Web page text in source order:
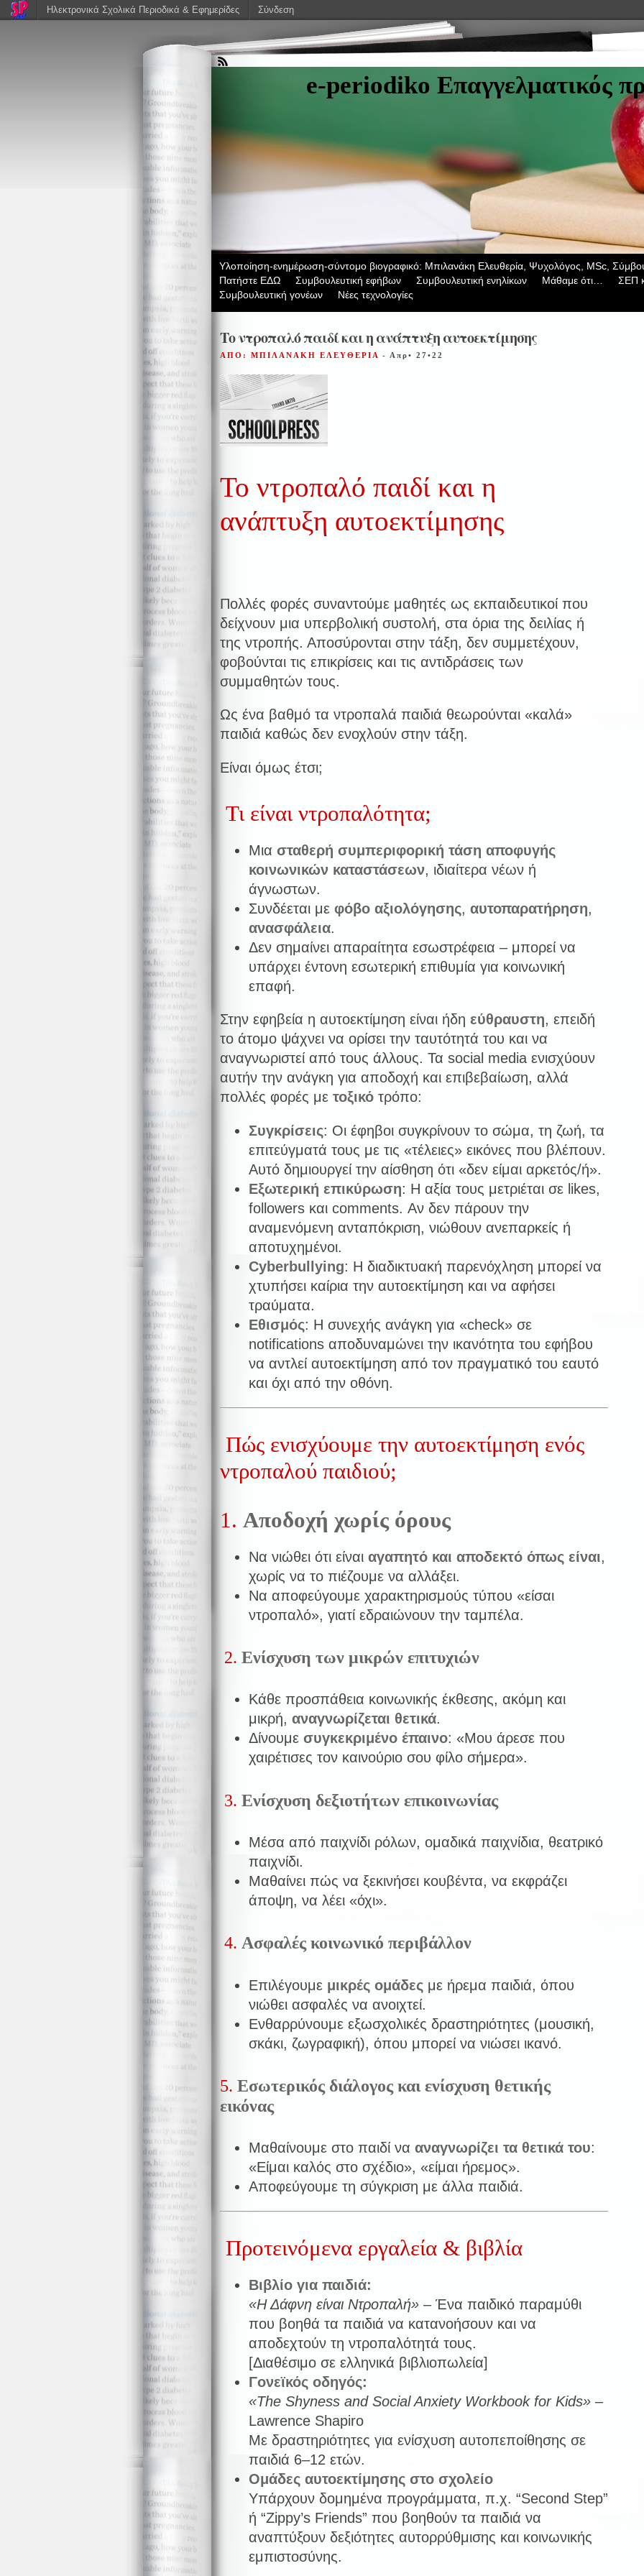
e-periodiko Επαγγελματικός
Υλοποίηση-ενημέρωση-σύντομο βιογραφικό: Μπιλανάκη Ελευθερία, Ψυχολόγος, ΜSc,
Πατήστε ΕΔΩ
Συμβουλευτική εφήβων Συμβουλευτική ενηλίκων Μάθαμε ότι…
ΣΕΠ
Συμβουλευτική γονέων
Νέες τεχνολογίες
Το ντροπαλό παιδί και η ανάπτυξη αυτοεκτίμησης
ΑΠΟ: ΜΠΙΛΑΝΑΚΗ ΕΛΕΥΘΕΡΙΑ - Απρ• 27•22
Το ντροπαλό παιδί και η
ανάπτυξη αυτοεκτίμησης
Πολλές φορές συναντούμε μαθητές ως εκπαιδευτικοί που
δείχνουν μια υπερβολική συστολή, στα όρια της δειλίας ή
της ντροπής. Αποσύρονται στην τάξη, δεν συμμετέχουν,
φοβούνται τις επικρίσεις και τις αντιδράσεις των
συμμαθητών τους.
Ως ένα βαθμό τα ντροπαλά παιδιά θεωρούνται «καλά»
παιδιά καθώς δεν ενοχλούν στην τάξη.
Είναι όμως έτσι;
Τι είναι ντροπαλότητα;
Μια σταθερή συμπεριφορική τάση αποφυγής
κοινωνικών καταστάσεων, ιδιαίτερα νέων ή
άγνωστων.
Συνδέεται με φόβο αξιολόγησης, αυτοπαρατήρηση,
ανασφάλεια.
Δεν σημαίνει απαραίτητα εσωστρέφεια – μπορεί να
υπάρχει έντονη εσωτερική επιθυμία για κοινωνική
επαφή.
Στην εφηβεία η αυτοεκτίμηση είναι ήδη εύθραυστη, επειδή
το άτομο ψάχνει να ορίσει την ταυτότητά του και να
αναγνωριστεί από τους άλλους. Τα social media ενισχύουν
αυτήν την ανάγκη για αποδοχή και επιβεβαίωση, αλλά
πολλές φορές με τοξικότρόπο:
Συγκρίσεις: Οι έφηβοι συγκρίνουν το σώμα, τη ζωή, τα
επιτεύγματά τους με τις «τέλειες» εικόνες που βλέπουν.
Αυτό δημιουργεί την αίσθηση ότι «δεν είμαι αρκετός/ή».
Εξωτερική επικύρωση: Η αξία τους μετριέται σε likes,
followers και comments. Αν δεν πάρουν την
αναμενόμενη ανταπόκριση, νιώθουν ανεπαρκείς ή
αποτυχημένοι.
Cyberbullying: Η διαδικτυακή παρενόχληση μπορεί να
χτυπήσει καίρια την αυτοεκτίμηση και να αφήσει
τραύματα.
Εθισμός: Η συνεχής ανάγκη για «check» σε
notifications αποδυναμώνει την ικανότητα του εφήβου
να αντλεί αυτοεκτίμηση από τον πραγματικό του εαυτό
και όχι από την οθόνη.
Πώς ενισχύουμε την αυτοεκτίμηση ενός
ντροπαλού παιδιού;
1. Αποδοχή χωρίς όρους
Να νιώθει ότι είναι αγαπητό και αποδεκτό όπως είναι,
χωρίς να το πιέζουμε να αλλάξει.
Να αποφεύγουμε χαρακτηρισμούς τύπου «είσαι
ντροπαλό», γιατί εδραιώνουν την ταμπέλα.
2. Ενίσχυση των μικρών επιτυχιών
Κάθε προσπάθεια κοινωνικής έκθεσης, ακόμη και
μικρή, αναγνωρίζεται θετικά.
Δίνουμε συγκεκριμένο έπαινο: «Μου άρεσε που
χαιρέτισες τον καινούριο σου φίλο σήμερα».
3. Ενίσχυση δεξιοτήτων επικοινωνίας
Μέσα από παιχνίδι ρόλων, ομαδικά παιχνίδια, θεατρικό
παιχνίδι.
Μαθαίνει πώς να ξεκινήσει κουβέντα, να εκφράζει
άποψη, να λέει «όχι».
4. Ασφαλές κοινωνικό περιβάλλον
Επιλέγουμε μικρές ομάδεςμε ήρεμα παιδιά, όπου
νιώθει ασφαλές να ανοιχτεί.
Ενθαρρύνουμε εξωσχολικές δραστηριότητες (μουσική,
σκάκι, ζωγραφική), όπου μπορεί να νιώσει ικανό.
5. Εσωτερικός διάλογος και ενίσχυση θετικής
εικόνας
Μαθαίνουμε στο παιδί να αναγνωρίζει τα θετικά του:
«Είμαι καλός στο σχέδιο», «είμαι ήρεμος».
Αποφεύγουμε τη σύγκριση με άλλα παιδιά.
Προτεινόμενα εργαλεία & βιβλία
Βιβλίο για παιδιά:
«Η Δάφνη είναι Ντροπαλή»– Ένα παιδικό παραμύθι
που βοηθά τα παιδιά να κατανοήσουν και να
αποδεχτούν τη ντροπαλότητά τους.
[Διαθέσιμο σε ελληνικά βιβλιοπωλεία]
Γονεϊκός οδηγός:
«The Shyness and Social Anxiety Workbook for Kids»–
Lawrence Shapiro
Με δραστηριότητες για ενίσχυση αυτοπεποίθησης σε
παιδιά 6–12 ετών.
Ομάδες αυτοεκτίμησης στο σχολείο
Υπάρχουν δομημένα προγράμματα, π.χ. “Second Step”
ή “Zippy’s Friends” που βοηθούν τα παιδιά να
αναπτύξουν δεξιότητες αυτορρύθμισης και κοινωνικής
εμπιστοσύνης.
Ηλεκτρονικά Σχολικά Περιοδικά & Εφημερίδες Σύνδεση